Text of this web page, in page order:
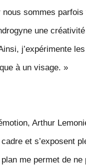
nous sommes
une
j’expérimente
à un visage. »
Arthur
et s’exposent
me permet de